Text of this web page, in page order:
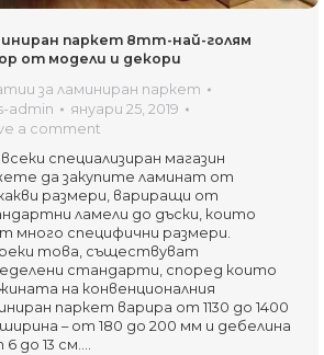
паркет 8mm-най-голям
от модели и декори
за ламиниран паркет
admin
януари 25, 2019
a comment
специализиран магазин
да закупите ламинат от
размери, вариращи от
ламели до дъски, които
много специфични размери.
това, съществуват
стандарти, според които
на конвенционалния
паркет варира от 1130 до 1400
– от 180 до 200 мм и дебелина
6 до 13 см.…